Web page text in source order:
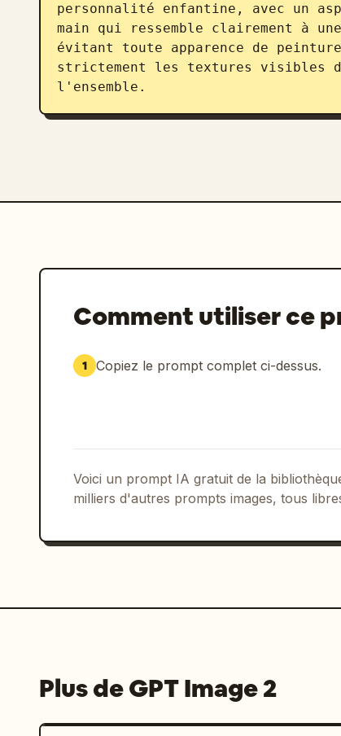
personnalité enfantine, avec un
main qui ressemble clairement à
évitant toute apparence de
strictement les textures visibles
l'ensemble.
Comment utiliser ce
1 Copiez le prompt complet ci-dessus.
Voici un prompt IA gratuit de la
milliers d'autres prompts images, tous
Plus de GPT Image 2